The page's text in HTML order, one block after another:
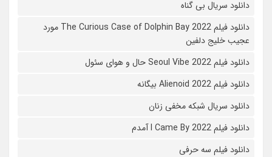
دانلود سریال بی گناه
دانلود فیلم The Curious Case of Dolphin Bay 2022 مورد
عجیب خلیج دلفین
دانلود فیلم Seoul Vibe 2022 حال و هوای سئول
دانلود فیلم Alienoid 2022 بیگانه
دانلود سریال شبکه مخفی زنان
دانلود فیلم I Came By 2022 آمدم
دانلود فیلم سه حرفی